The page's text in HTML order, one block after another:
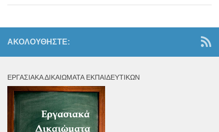
ΑΚΟΛΟΥΘΉΣΤΕ:
ΕΡΓΑΣΙΑΚΆ ΔΙΚΑΙΏΜΑΤΑ ΕΚΠΑΙΔΕΥΤΙΚΏΝ